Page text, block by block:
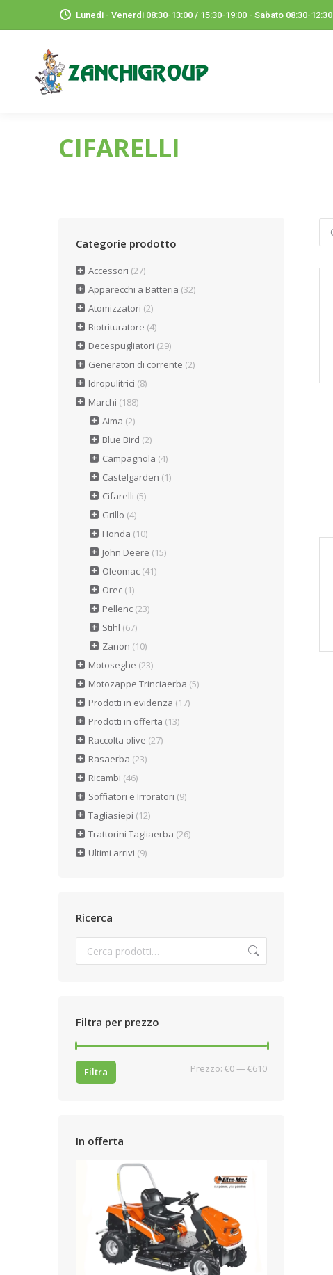
Lunedi - Venerdi 08:30-13:00 / 15:30-19:00 - Sabato 08:30-12:30
CIFARELLI
Categorie prodotto
Accessori (27)
Apparecchi a Batteria (32)
Atomizzatori (2)
Biotrituratore (4)
Decespugliatori (29)
Generatori di corrente (2)
Idropulitrici (8)
Marchi (188)
Aima (2)
Blue Bird (2)
Campagnola (4)
Castelgarden (1)
Cifarelli (5)
Grillo (4)
Honda (10)
John Deere (15)
Oleomac (41)
Orec (1)
Pellenc (23)
Stihl (67)
Zanon (10)
Motoseghe (23)
Motozappe Trinciaerba (5)
Prodotti in evidenza (17)
Prodotti in offerta (13)
Raccolta olive (27)
Rasaerba (23)
Ricambi (46)
Soffiatori e Irroratori (9)
Tagliasiepi (12)
Trattorini Tagliaerba (26)
Ultimi arrivi (9)
Ricerca
Filtra per prezzo
Prezzo
Prezzo
Filtra Prezzo: €0—€610
In offerta